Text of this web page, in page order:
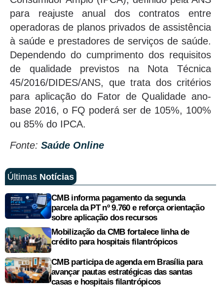
para reajuste anual dos contratos entre
operadoras de planos privados de assistência
à saúde e prestadores de serviços de saúde.
Dependendo do cumprimento dos requisitos
de qualidade previstos na Nota Técnica
45/2016/DIDES/ANS, que trata dos critérios
para aplicação do Fator de Qualidade ano-
base 2016, o FQ poderá ser de 105%, 100%
ou 85% do IPCA.
Fonte: Saúde Online
Últimas Notícias
CMB informa pagamento da segunda
parcela da PT nº 9.760 e reforça orientação
sobre aplicação dos recursos
Mobilização da CMB fortalece linha de
crédito para hospitais filantrópicos
CMB participa de agenda em Brasília para
avançar pautas estratégicas das santas
casas e hospitais filantrópicos